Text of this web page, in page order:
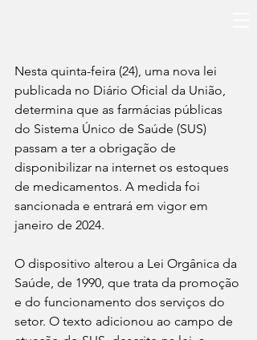
Nesta quinta-feira (24), uma nova lei
publicada no Diário Oficial da União,
determina que as farmácias públicas
do Sistema Único de Saúde (SUS)
passam a ter a obrigação de
disponibilizar na internet os estoques
de medicamentos. A medida foi
sancionada e entrará em vigor em
janeiro de 2024.
O dispositivo alterou a Lei Orgânica da
Saúde, de 1990, que trata da promoção
e do funcionamento dos serviços do
setor. O texto adicionou ao campo de